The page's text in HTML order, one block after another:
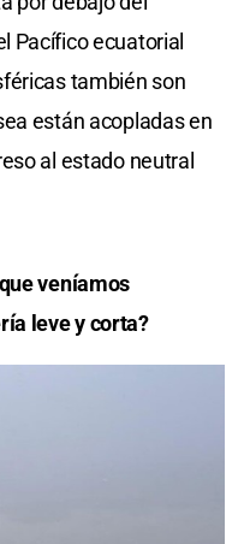
Pacífico ecuatorial
también son
están acopladas en
al estado neutral
veníamos
leve y corta?